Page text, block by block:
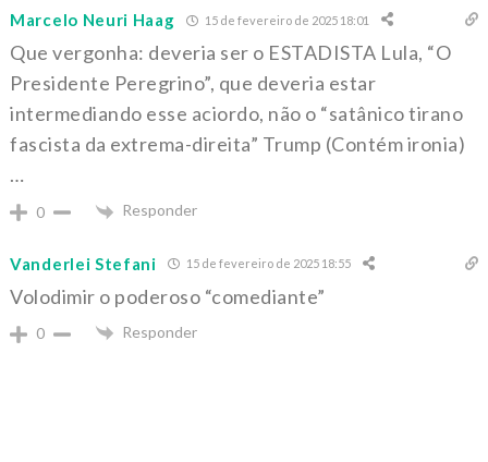
Marcelo Neuri Haag 15 de fevereiro de 2025 18:01
Que vergonha: deveria ser o ESTADISTA Lula, “O
Presidente Peregrino”, que deveria estar
intermediando esse aciordo, não o “satânico tirano
fascista da extrema-direita” Trump (Contém ironia)
…
0 Responder
Vanderlei Stefani 15 de fevereiro de 2025 18:55
Volodimir o poderoso “comediante”
0 Responder